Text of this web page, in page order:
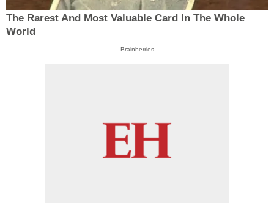
The Rarest And Most Valuable Card In The Whole
World
Brainberries